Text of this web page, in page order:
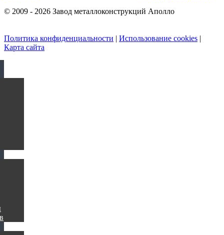
© 2009 - 2026 Завод металлоконструкций Аполло
Политика конфиденциальности | Использование cookies |
Карта сайта